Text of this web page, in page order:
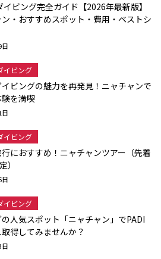
イビング完全ガイド【2026年最新版】
ン・おすすめスポット・費用・ベストシ
イビング
ビングの魅力を再発見！ニャチャンで
を満喫
イビング
におすすめ！ニャチャンツアー（先着
）
イビング
人気スポット「ニャチャン」でPADI
得してみませんか？